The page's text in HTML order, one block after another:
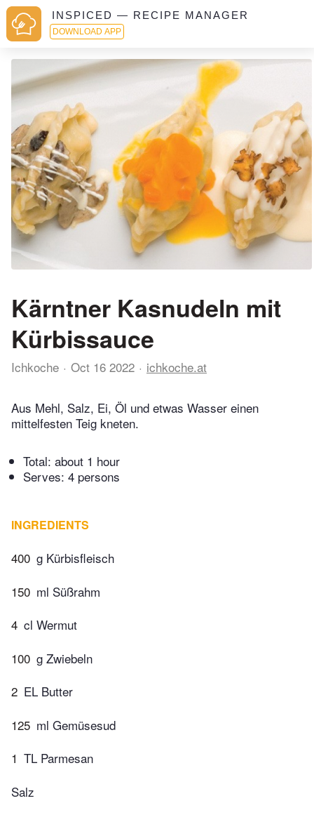
INSPICED — RECIPE MANAGER
DOWNLOAD APP
Kärntner Kasnudeln mit
Kürbissauce
Ichkoche Oct 16 2022 ichkoche.at
Aus Mehl, Salz, Ei, Öl und etwas Wasser einen
mittelfesten Teig kneten.
Total: about 1 hour
Serves: 4 persons
INGREDIENTS
400 g Kürbisfleisch
150 ml Süßrahm
4 cl Wermut
100 g Zwiebeln
2 EL Butter
125 ml Gemüsesud
1 TL Parmesan
Salz